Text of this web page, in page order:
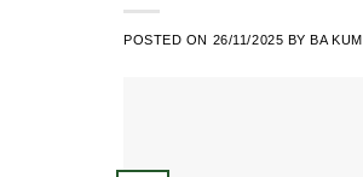
POSTED ON 26/11/2025 BYBA KUM